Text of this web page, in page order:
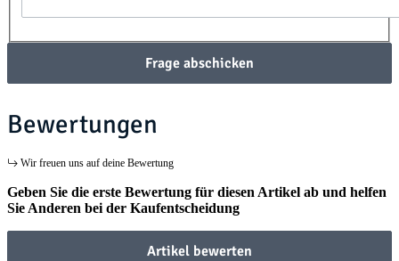
Frage abschicken
Bewertungen
Wir freuen uns auf deine Bewertung
Geben Sie die erste Bewertung für diesen Artikel ab und helfen
Sie Anderen bei der Kaufentscheidung
Artikel bewerten